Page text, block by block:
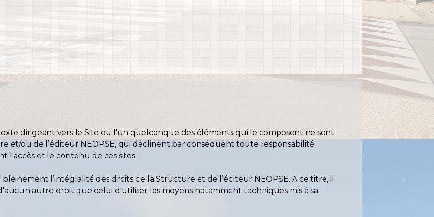
dirigeant vers le Site ou l'un quelconque des éléments qui le composent ne sont
et/ou de l’éditeur NEOPSE, qui déclinent par conséquent toute responsabilité
l'accès et le contenu de ces sites.
pleinement l’intégralité des droits de la Structure et de l’éditeur NEOPSE. A ce titre, il
autre droit que celui d'utiliser les moyens notamment techniques mis à sa